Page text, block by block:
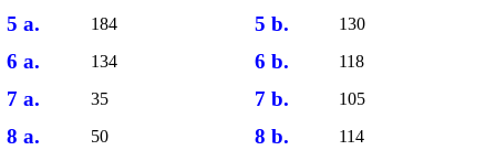
5 a. 184 5 b. 130
6 a. 134 6 b. 118
7 a. 35 7 b. 105
8 a. 50 8 b. 114